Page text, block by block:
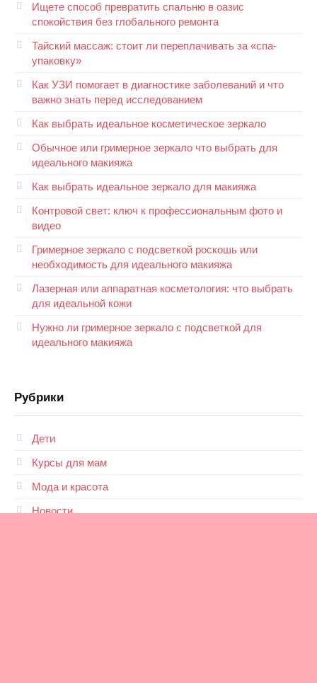
Ищете способ превратить спальню в оазис
спокойствия без глобального ремонта
Тайский массаж: стоит ли переплачивать за «спа-
упаковку»
Как УЗИ помогает в диагностике заболеваний и что
важно знать перед исследованием
Как выбрать идеальное косметическое зеркало
Обычное или гримерное зеркало что выбрать для
идеального макияжа
Как выбрать идеальное зеркало для макияжа
Контровой свет: ключ к профессиональным фото и
видео
Гримерное зеркало с подсветкой роскошь или
необходимость для идеального макияжа
Лазерная или аппаратная косметология: что выбрать
для идеальной кожи
Нужно ли гримерное зеркало с подсветкой для
идеального макияжа
Рубрики
Дети
Курсы для мам
Мода и красота
Новости